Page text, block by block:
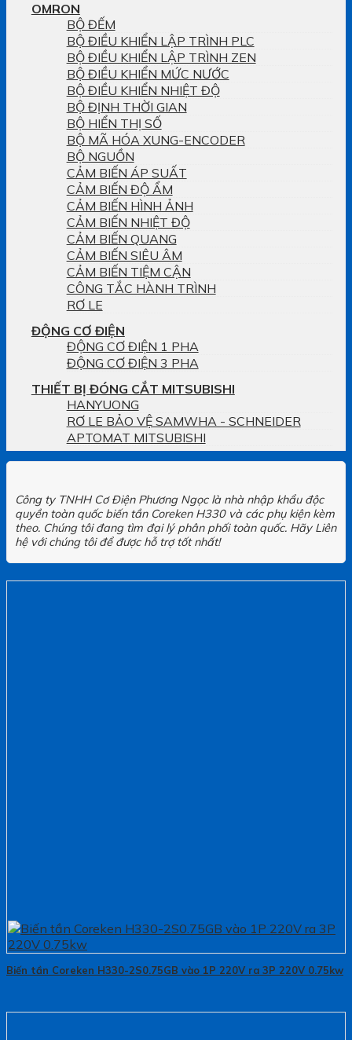
OMRON
BỘ ĐẾM
BỘ ĐIỀU KHIỂN LẬP TRÌNH PLC
BỘ ĐIỀU KHIỂN LẬP TRÌNH ZEN
BỘ ĐIỀU KHIỂN MỨC NƯỚC
BỘ ĐIỀU KHIỂN NHIỆT ĐỘ
BỘ ĐỊNH THỜI GIAN
BỘ HIỂN THỊ SỐ
BỘ MÃ HÓA XUNG-ENCODER
BỘ NGUỒN
CẢM BIẾN ÁP SUẤT
CẢM BIẾN ĐỘ ẨM
CẢM BIẾN HÌNH ẢNH
CẢM BIẾN NHIỆT ĐỘ
CẢM BIẾN QUANG
CẢM BIẾN SIÊU ÂM
CẢM BIẾN TIỆM CẬN
CÔNG TẮC HÀNH TRÌNH
RƠ LE
ĐỘNG CƠ ĐIỆN
ĐỘNG CƠ ĐIỆN 1 PHA
ĐỘNG CƠ ĐIỆN 3 PHA
THIẾT BỊ ĐÓNG CẮT MITSUBISHI
HANYUONG
RƠ LE BẢO VỆ SAMWHA - SCHNEIDER
APTOMAT MITSUBISHI
Công ty TNHH Cơ Điện Phương Ngọc là nhà nhập khẩu độc
quyền toàn quốc biến tần Coreken H330 và các phụ kiện kèm
theo. Chúng tôi đang tìm đại lý phân phối toàn quốc. Hãy Liên
hệ với chúng tôi để được hỗ trợ tốt nhất!
Biến tần Coreken H330-2S0.75GB vào 1P 220V ra 3P 220V 0.75kw